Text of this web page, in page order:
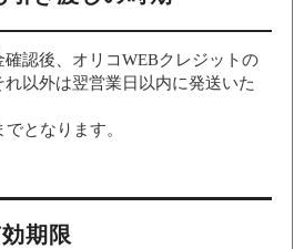
認後、オリコWEBクレジットの
以外は翌営業日以内に発送いた
となります。
期限